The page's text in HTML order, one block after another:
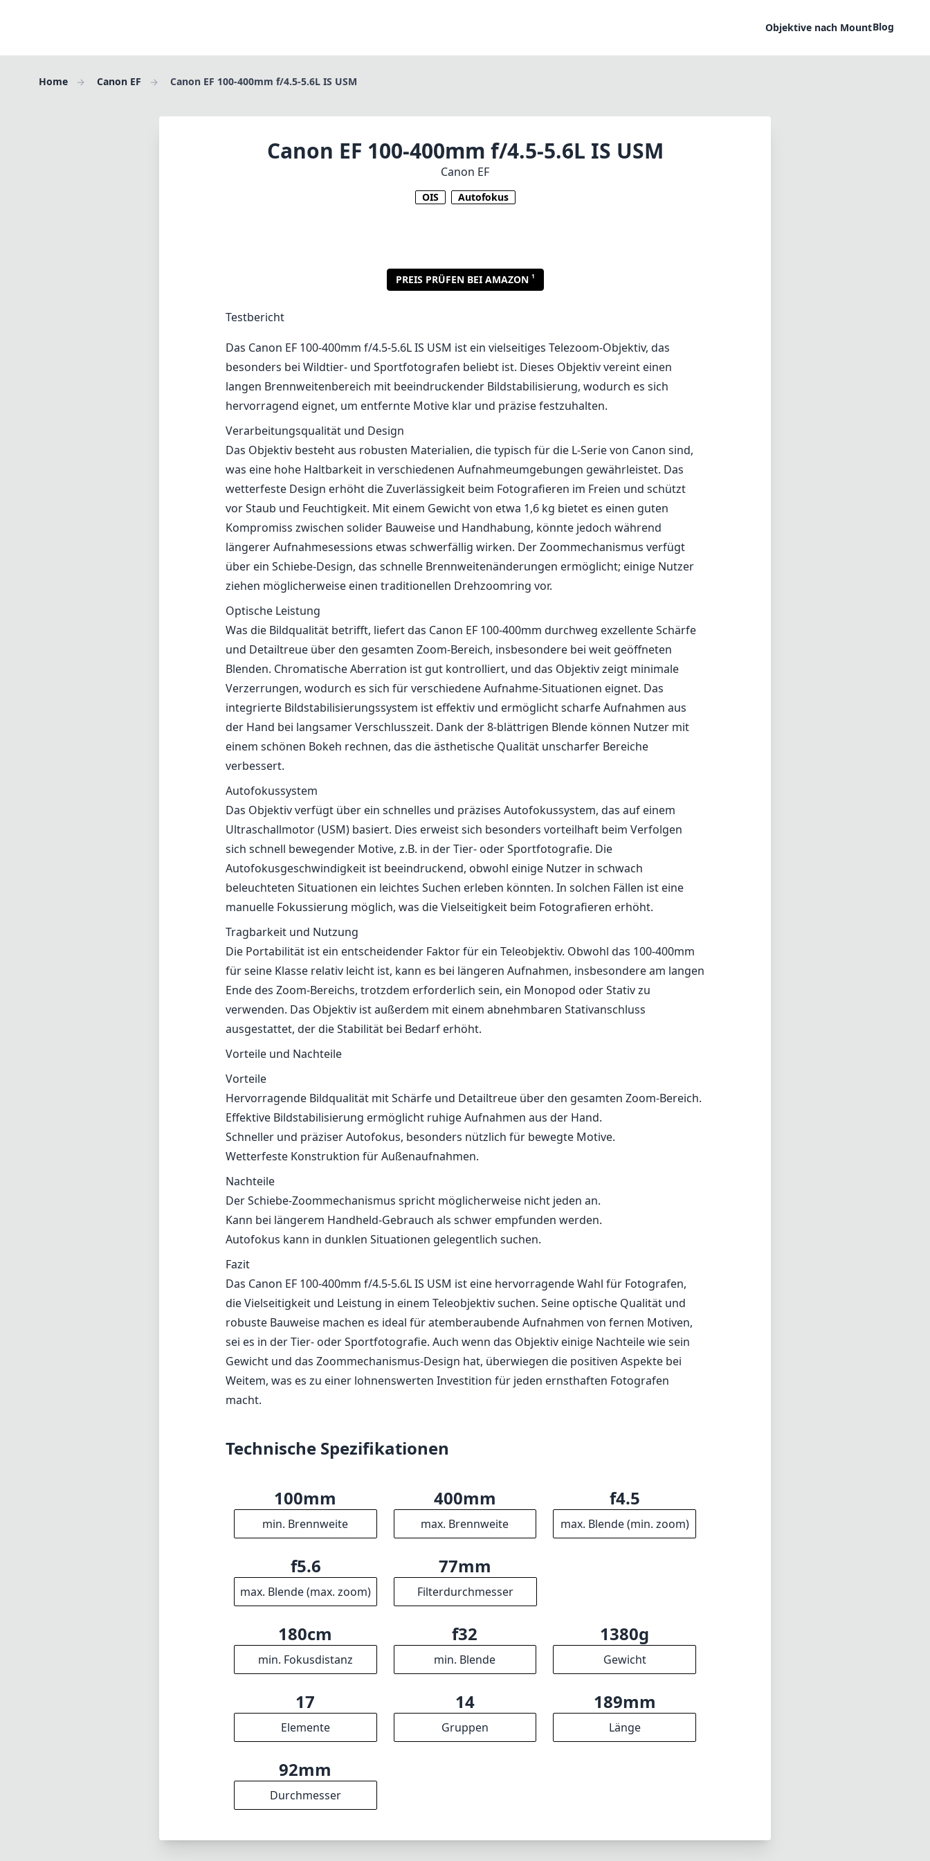
Objektive nach MountBlog
Home Canon EF Canon EF 100-400mm f/4.5-5.6L IS USM
Canon EF 100-400mm f/4.5-5.6L IS USM
Canon EF
OIS Autofokus
PREIS PRÜFEN BEI AMAZON 1
Testbericht
Das Canon EF 100-400mm f/4.5-5.6L IS USM ist ein vielseitiges Telezoom-Objektiv, das
besonders bei Wildtier- und Sportfotografen beliebt ist. Dieses Objektiv vereint einen
langen Brennweitenbereich mit beeindruckender Bildstabilisierung, wodurch es sich
hervorragend eignet, um entfernte Motive klar und präzise festzuhalten.
Verarbeitungsqualität und Design
Das Objektiv besteht aus robusten Materialien, die typisch für die L-Serie von Canon sind,
was eine hohe Haltbarkeit in verschiedenen Aufnahmeumgebungen gewährleistet. Das
wetterfeste Design erhöht die Zuverlässigkeit beim Fotografieren im Freien und schützt
vor Staub und Feuchtigkeit. Mit einem Gewicht von etwa 1,6 kg bietet es einen guten
Kompromiss zwischen solider Bauweise und Handhabung, könnte jedoch während
längerer Aufnahmesessions etwas schwerfällig wirken. Der Zoommechanismus verfügt
über ein Schiebe-Design, das schnelle Brennweitenänderungen ermöglicht; einige Nutzer
ziehen möglicherweise einen traditionellen Drehzoomring vor.
Optische Leistung
Was die Bildqualität betrifft, liefert das Canon EF 100-400mm durchweg exzellente Schärfe
und Detailtreue über den gesamten Zoom-Bereich, insbesondere bei weit geöffneten
Blenden. Chromatische Aberration ist gut kontrolliert, und das Objektiv zeigt minimale
Verzerrungen, wodurch es sich für verschiedene Aufnahme-Situationen eignet. Das
integrierte Bildstabilisierungssystem ist effektiv und ermöglicht scharfe Aufnahmen aus
der Hand bei langsamer Verschlusszeit. Dank der 8-blättrigen Blende können Nutzer mit
einem schönen Bokeh rechnen, das die ästhetische Qualität unscharfer Bereiche
verbessert.
Autofokussystem
Das Objektiv verfügt über ein schnelles und präzises Autofokussystem, das auf einem
Ultraschallmotor (USM) basiert. Dies erweist sich besonders vorteilhaft beim Verfolgen
sich schnell bewegender Motive, z.B. in der Tier- oder Sportfotografie. Die
Autofokusgeschwindigkeit ist beeindruckend, obwohl einige Nutzer in schwach
beleuchteten Situationen ein leichtes Suchen erleben könnten. In solchen Fällen ist eine
manuelle Fokussierung möglich, was die Vielseitigkeit beim Fotografieren erhöht.
Tragbarkeit und Nutzung
Die Portabilität ist ein entscheidender Faktor für ein Teleobjektiv. Obwohl das 100-400mm
für seine Klasse relativ leicht ist, kann es bei längeren Aufnahmen, insbesondere am langen
Ende des Zoom-Bereichs, trotzdem erforderlich sein, ein Monopod oder Stativ zu
verwenden. Das Objektiv ist außerdem mit einem abnehmbaren Stativanschluss
ausgestattet, der die Stabilität bei Bedarf erhöht.
Vorteile und Nachteile
Vorteile
Hervorragende Bildqualität mit Schärfe und Detailtreue über den gesamten Zoom-Bereich.
Effektive Bildstabilisierung ermöglicht ruhige Aufnahmen aus der Hand.
Schneller und präziser Autofokus, besonders nützlich für bewegte Motive.
Wetterfeste Konstruktion für Außenaufnahmen.
Nachteile
Der Schiebe-Zoommechanismus spricht möglicherweise nicht jeden an.
Kann bei längerem Handheld-Gebrauch als schwer empfunden werden.
Autofokus kann in dunklen Situationen gelegentlich suchen.
Fazit
Das Canon EF 100-400mm f/4.5-5.6L IS USM ist eine hervorragende Wahl für Fotografen,
die Vielseitigkeit und Leistung in einem Teleobjektiv suchen. Seine optische Qualität und
robuste Bauweise machen es ideal für atemberaubende Aufnahmen von fernen Motiven,
sei es in der Tier- oder Sportfotografie. Auch wenn das Objektiv einige Nachteile wie sein
Gewicht und das Zoommechanismus-Design hat, überwiegen die positiven Aspekte bei
Weitem, was es zu einer lohnenswerten Investition für jeden ernsthaften Fotografen
macht.
Technische Spezifikationen
100mm
min. Brennweite
400mm
max. Brennweite
f4.5
max. Blende (min. zoom)
f5.6
max. Blende (max. zoom)
77mm
Filterdurchmesser
180cm
min. Fokusdistanz
f32
min. Blende
1380g
Gewicht
17
Elemente
14
Gruppen
189mm
Länge
92mm
Durchmesser